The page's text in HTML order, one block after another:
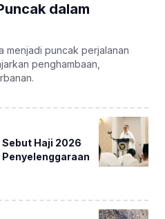
dalam
menjadi puncak perjalanan
penghambaan,
Haji 2026